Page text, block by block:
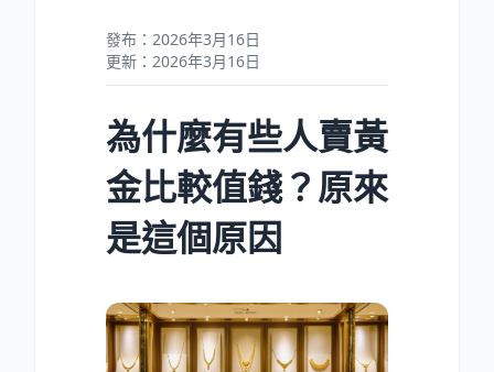
發布：2026年3月16日
更新：2026年3月16日
為什麼有些人賣黃
金比較值錢？原來
是這個原因